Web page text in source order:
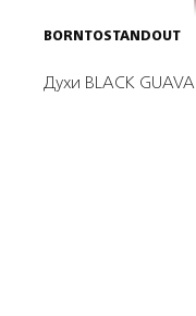
BORNTOSTANDOUT
Духи BLACK GUAVA